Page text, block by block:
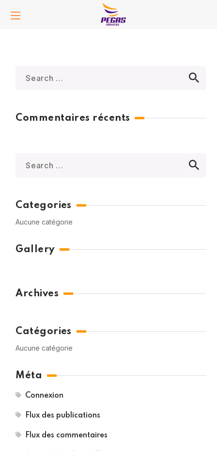
Commentaires récents
Categories
Aucune catégorie
Gallery
Archives
Catégories
Aucune catégorie
Méta
Connexion
Flux des publications
Flux des commentaires